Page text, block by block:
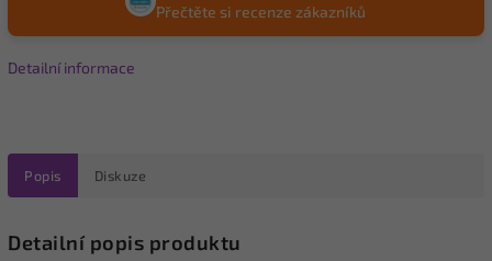
Přečtěte si recenze zákazníků
Detailní informace
Popis Diskuze
Detailní popis produktu